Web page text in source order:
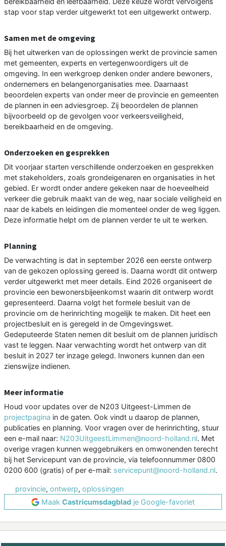
stap voor stap verder uitgewerkt tot een uitgewerkt ontwerp.
Samen met de omgeving
Bij het uitwerken van de oplossingen werkt de provincie samen
met gemeenten, experts en vertegenwoordigers uit de
omgeving. In een werkgroep denken onder andere bewoners,
ondernemers en belangenorganisaties mee. Daarnaast
beoordelen experts van onder meer de provincie en gemeenten
de plannen in een adviesgroep. Zij beoordelen de plannen
bijvoorbeeld op de gevolgen voor verkeersveiligheid,
bereikbaarheid en de omgeving.
Onderzoeken en gesprekken
Dit voorjaar starten verschillende onderzoeken en gesprekken
met stakeholders, zoals grondeigenaren en organisaties in het
gebied. Er wordt onder andere gekeken naar de hoeveelheid
verkeer die gebruik maakt van de weg, naar sociale veiligheid en
naar de kabels en leidingen die momenteel onder de weg liggen.
Deze informatie helpt om de plannen verder te uit te werken.
Planning
De verwachting is dat in september 2026 een eerste ontwerp
van de gekozen oplossing gereed is. Daarna wordt dit ontwerp
verder uitgewerkt met meer details. Eind 2026 organiseert de
provincie een bewonersbijeenkomst waarin dit ontwerp wordt
gepresenteerd. Daarna volgt het formele besluit van de
provincie om de herinrichting mogelijk te maken. Dit heet een
projectbesluit en is geregeld in de Omgevingswet.
Gedeputeerde Staten nemen dit besluit om de plannen juridisch
vast te leggen. Naar verwachting wordt het ontwerp van dit
besluit in 2027 ter inzage gelegd. Inwoners kunnen dan een
zienswijze indienen.
Meer informatie
Houd voor updates over de N203 Uitgeest-Limmen de
projectpagina in de gaten. Ook vindt u daarop de plannen,
publicaties en planning. Voor vragen over de herinrichting, stuur
een e-mail naar: N203UitgeestLimmen@noord-holland.nl. Met
overige vragen kunnen weggebruikers en omwonenden terecht
bij het Servicepunt van de provincie, via telefoonnummer 0800
0200 600 (gratis) of per e-mail: servicepunt@noord-holland.nl.
provincie, ontwerp, oplossingen
Maak Castricumsdagblad je Google-favoriet